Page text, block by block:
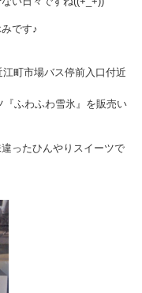
です♪
町市場バス停前入口付近
『ふわふわ雪氷』を販売い
ったひんやりスイーツで